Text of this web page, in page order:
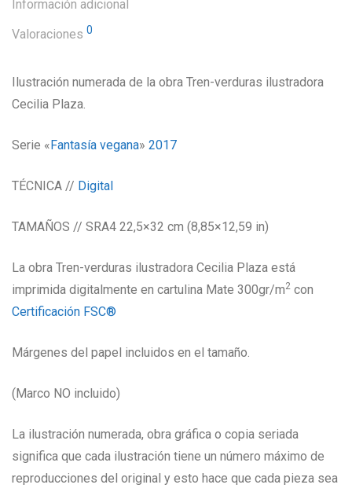
Información adicional
Valoraciones 0
Ilustración numerada de la obra Tren-verduras ilustradora
Cecilia Plaza.
Serie «Fantasía vegana» 2017
TÉCNICA // Digital
TAMAÑOS // SRA4 22,5×32 cm (8,85×12,59 in)
La obra Tren-verduras ilustradora Cecilia Plaza está
imprimida digitalmente en cartulina Mate 300gr/m2 con
Certificación FSC®
Márgenes del papel incluidos en el tamaño.
(Marco NO incluido)
La ilustración numerada, obra gráfica o copia seriada
significa que cada ilustración tiene un número máximo de
reproducciones del original y esto hace que cada pieza sea